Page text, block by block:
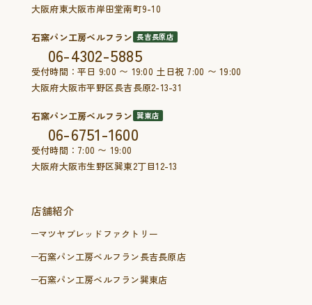
大阪府東大阪市岸田堂南町9-10
石窯パン工房ベルフラン 長吉長原店
06-4302-5885
受付時間：平日 9:00 〜 19:00 土日祝 7:00 〜 19:00
大阪府大阪市平野区長吉長原2-13-31
石窯パン工房ベルフラン 巽東店
06-6751-1600
受付時間：7:00 〜 19:00
大阪府大阪市生野区巽東2丁目12-13
店舗紹介
マツヤブレッドファクトリー
石窯パン工房ベルフラン長吉長原店
石窯パン工房ベルフラン巽東店